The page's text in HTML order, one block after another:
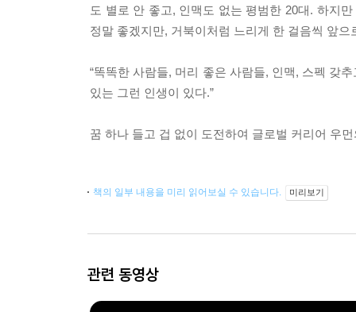
도 별로 안 좋고, 인맥도 없는 평범한 20대. 하지
정말 좋겠지만, 거북이처럼 느리게 한 걸음씩 앞
“똑똑한 사람들, 머리 좋은 사람들, 인맥, 스펙 갖
있는 그런 인생이 있다.”
꿈 하나 들고 겁 없이 도전하여 글로벌 커리어 우
책의 일부 내용을 미리 읽어보실 수 있습니다. 미리보기
관련 동영상